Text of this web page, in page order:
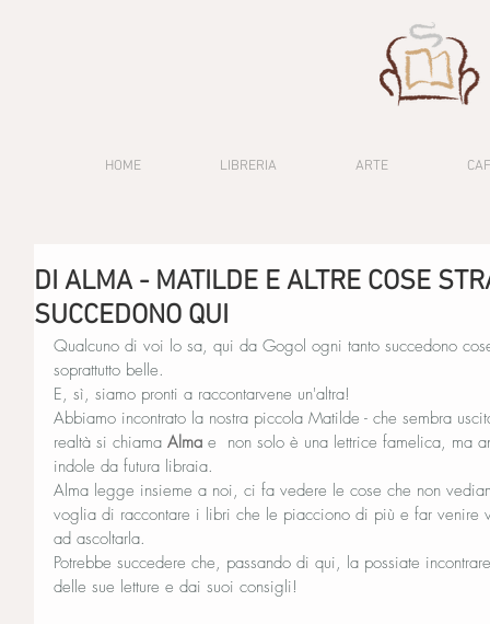
HOME LIBRERIA ARTE
DI ALMA - MATILDE E ALTRE COSE
SUCCEDONO QUI
Qualcuno di voi lo sa, qui da Gogol ogni tanto succedono
soprattutto belle.
E, sì, siamo pronti a raccontarvene un'altra!
Abbiamo incontrato la nostra piccola Matilde - che sembra
realtà si chiama Alma e  non solo è una lettrice famelica, ma
indole da futura libraia.
Alma legge insieme a noi, ci fa vedere le cose che non
voglia di raccontare i libri che le piacciono di più e far
ad ascoltarla.
Potrebbe succedere che, passando di qui, la possiate
delle sue letture e dai suoi consigli!